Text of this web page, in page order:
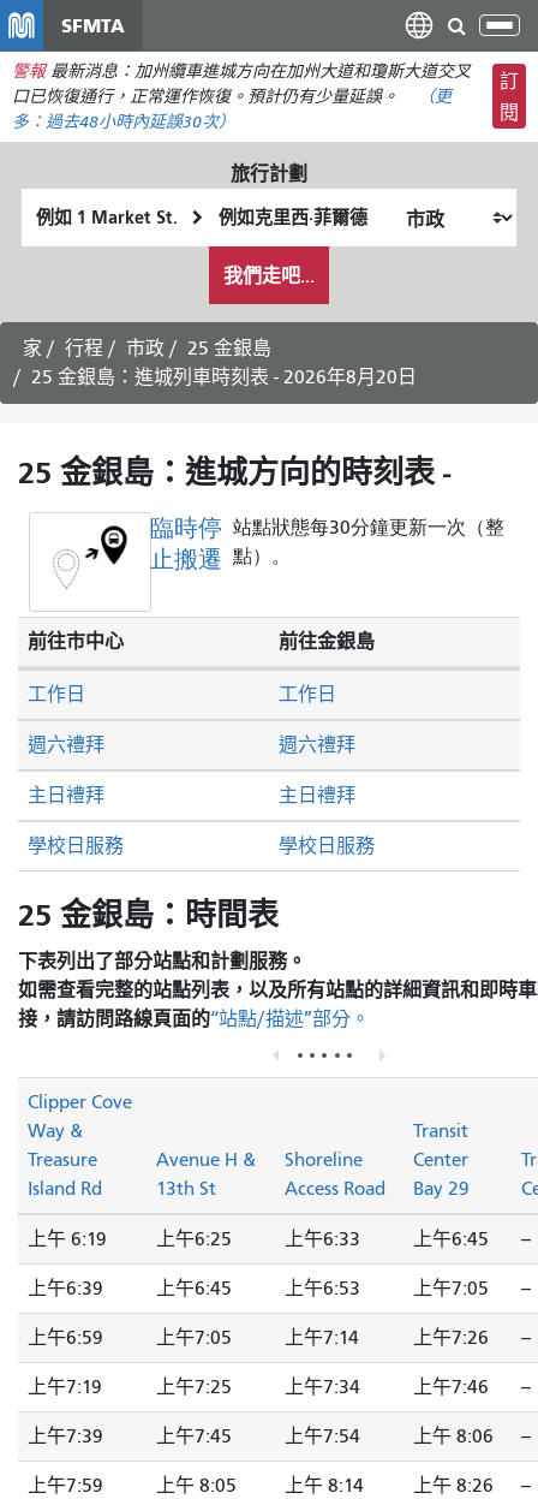
主
要
容
SFMTA
切
換
導
航
警報 最新消息：加州纜車進城方向在加州大道和瓊斯大道交叉
口已恢復通行，正常運作恢復。預計仍有少量延誤。
（更
多： 過去48小時內延誤30次）
訂
閱
旅行計劃
起
始
終
點
我
希
望
的
旅
行
式
我們走吧...
家 行程 市政
25 金銀島
25 金銀島：進城列車時刻表 - 2026年8月20日
25 金銀島：進城方向的時刻表 -
臨時停
止搬遷
站點狀態每30分鐘更新一次（整
點）。
前往市中心 前往金銀島
週六禮拜 週六禮拜
主日禮拜 主日禮拜
工作日 工作日
學校日服務 學校日服務
25 金銀島：時間表
下表列出了部分站點和計劃服務。
如需查看完整的站點列表，以及所有站點的詳細資訊和即時
接，請訪問路線頁面的“站點/描述”部分。
Clipper Cove
Way &
Treasure
Island Rd
Avenue H &
13th St
Shoreline
Access Road
Transit
Center
Bay 29
上午 6:19 上午6:25 上午6:33 上午6:45 --
上午6:39 上午6:45 上午6:53 上午7:05 --
上午6:59 上午7:05 上午7:14 上午7:26 --
上午7:19 上午7:25 上午7:34 上午7:46 --
上午7:39 上午7:45 上午7:54 上午 8:06 --
上午7:59 上午 8:05 上午 8:14 上午 8:26 --